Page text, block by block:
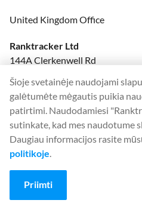
United Kingdom Office
Ranktracker Ltd
144A Clerkenwell Rd
London, EC1R 5DF
Company No: 08820809
felix@ranktracker.com
2015 -
Šioje svetainėje naudojami
galėtumėte mėgautis puikia
patirtimi. Naudodamiesi
sutinkate, kad mes naudotume
Daugiau informacijos rasite
politikoje.
Priimti